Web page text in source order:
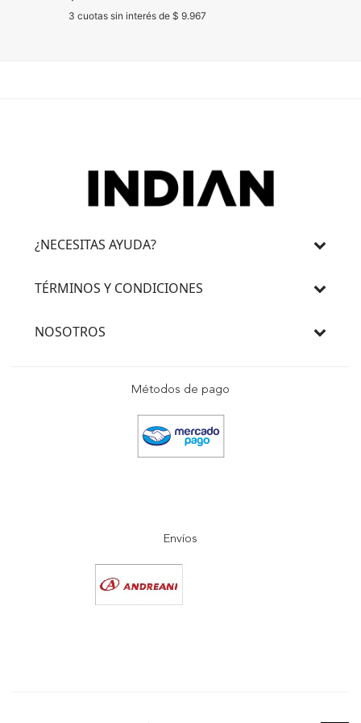
3 cuotas sin interés de $ 9.967
¿NECESITAS AYUDA?
TÉRMINOS Y CONDICIONES
NOSOTROS
Métodos de pago
Envíos